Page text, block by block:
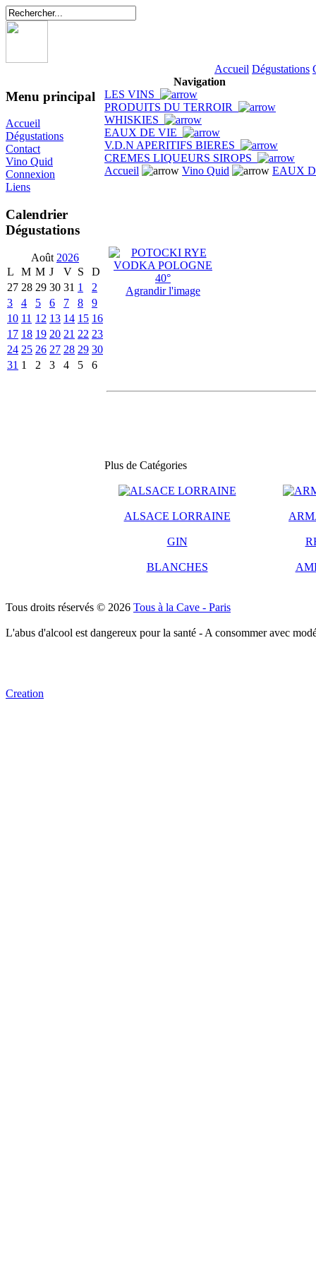
Accueil Dégustations
Menu principal
Accueil
Dégustations
Contact
Vino Quid
Connexion
Liens
Calendrier
Dégustations
Août 2026
L
M M J V S
D
27 28 29 30 31 1
2
3
4 5 6 7 8
9
10 11 12 13 14 15 16
17 18 19 20 21 22 23
24 25 26 27 28 29 30
31 1 2 3 4 5 6
Navigation
LES VINS
PRODUITS DU TERROIR
WHISKIES
EAUX DE VIE
V.D.N APERITIFS BIERES
CREMES LIQUEURS SIROPS
Accueil
Vino Quid EAUX
Agrandir l'image
Plus de Catégories
ALSACE LORRAINE
GIN
BLANCHES
Tous droits réservés © 2026 Tous à la Cave - Paris
L'abus d'alcool est dangereux pour la santé - A consommer avec
Creation